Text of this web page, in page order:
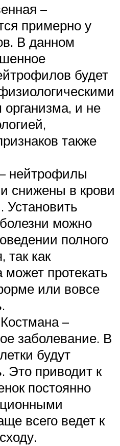
–
примерно у
В данном
будет
и не
также
нейтрофилы
снижены в крови
Установить
можно
полного
так как
протекать
или вовсе
–
заболевание. В
будут
Это приводит к
постоянно
всего ведет к